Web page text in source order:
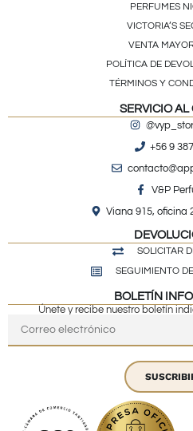
PERFUMES
VICTORIA’S
VENTA
POLÍTICA DE
TÉRMINOS Y
SERVICIO AL
+56 9
V&P
Viana 915, oficina
SOLICITAR
SEGUIMIENTO
BOLETÍN
Únete y recibe nuestro boletín